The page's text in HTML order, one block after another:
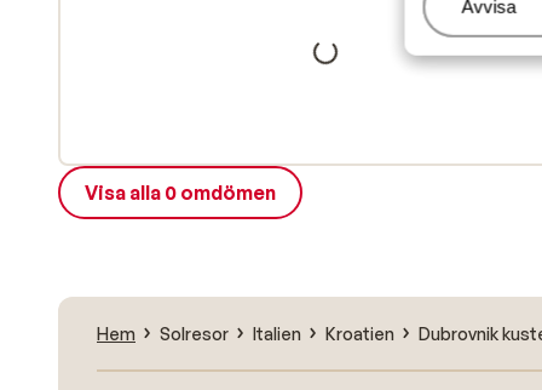
Hantera
Avvisa
Visa alla 0 omdömen
Hem Solresor Italien Kroatien Dubrovnik